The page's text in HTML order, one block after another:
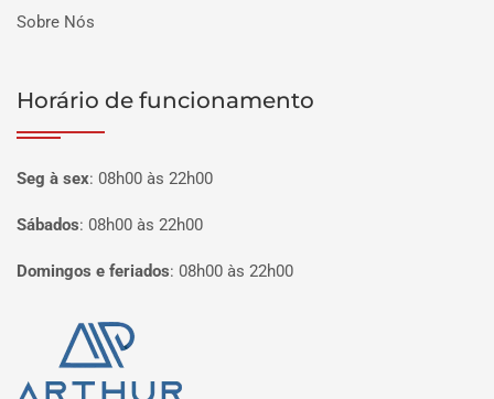
Sobre Nós
Horário de funcionamento
Seg à sex: 08h00 às 22h00
Sábados: 08h00 às 22h00
Domingos e feriados: 08h00 às 22h00
Página inicial